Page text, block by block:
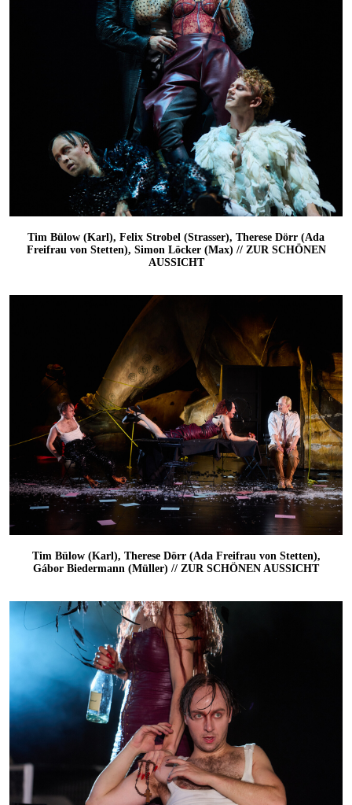
Tim Bülow (Karl), Felix Strobel (Strasser), Therese Dörr (Ada
Freifrau von Stetten), Simon Löcker (Max) // ZUR SCHÖNEN
AUSSICHT
Tim Bülow (Karl), Therese Dörr (Ada Freifrau von Stetten),
Gábor Biedermann (Müller) // ZUR SCHÖNEN AUSSICHT